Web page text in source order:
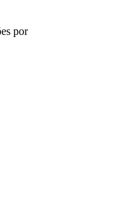
por